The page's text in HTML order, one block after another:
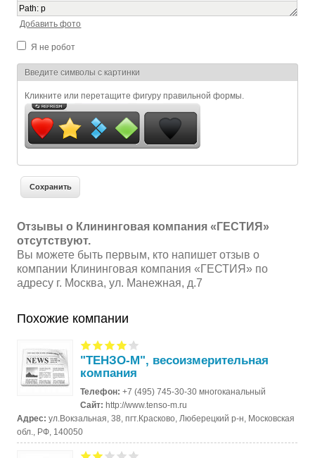
Path:p
Добавить фото
Я не робот
Я спамер
Введите символы с картинки
Кликните или перетащите фигуру правильной формы.
Отзывы о Клининговая компания «ГЕСТИЯ»
отсутствуют.
Вы можете быть первым, кто напишет отзыв о
компании Клининговая компания «ГЕСТИЯ» по
адресу г. Москва, ул. Манежная, д.7
Похожие компании
"ТЕНЗО-М", весоизмерительная
компания
Телефон:+7 (495) 745-30-30 многоканальный
Сайт:http://www.tenso-m.ru
Адрес:ул.Вокзальная, 38, пгт.Красково, Люберецкий р-н, Московская
обл., РФ, 140050